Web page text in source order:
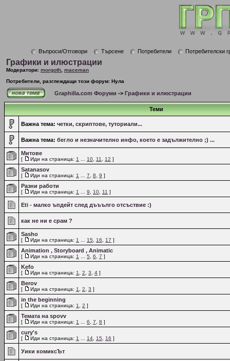
Въпроси/Отговори Търсене Потребители Потребителски
Графики и илюстрации
Модератори: morgoth maceman
Потребители, разглеждащи този форум: Нула
Graphilla.com Форуми -> Графики и илюстрации
Теми
Важна тема: четки, скриптове, туториали...
Важна тема: бегло и незначително инфо, което е задължително ;) ...
Митове
[ Иди на страница: 1 10 11 12 ]
Satanasov
[ Иди на страница: 1 7 8 9 ]
Разни работи
[ Иди на страница: 1 9 10 11 ]
Eti - малко ъпдейт след дъъълго отсъствие :)
как не ни е срам ?
Sasho
[ Иди на страница: 1 15 16 17 ]
Animation , Storyboard , Animatic
[ Иди на страница: 1 5 6 7 ]
Kefo
[ Иди на страница: 1 2 3 4 ]
Berov
[ Иди на страница: 1 2 3 ]
in the beginning
[ Иди на страница: 1 2 ]
Темата на spovv
[ Иди на страница: 1 6 7 8 ]
cury's
[ Иди на страница: 1 14 15 16 ]
Уики комиксЪт